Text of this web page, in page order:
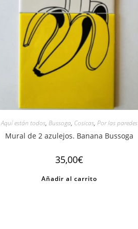
Aquí están todos, Bussoga, Cosicas, Por las paredes
Mural de 2 azulejos. Banana Bussoga
35,00€
Añadir al carrito